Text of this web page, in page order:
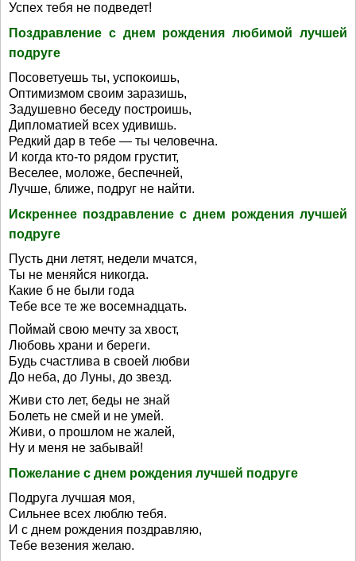
Успех тебя не подведет!
Поздравление с днем рождения любимой лучшей
подруге
Посоветуешь ты, успокоишь,
Оптимизмом своим заразишь,
Задушевно беседу построишь,
Дипломатией всех удивишь.
Редкий дар в тебе — ты человечна.
И когда кто-то рядом грустит,
Веселее, моложе, беспечней,
Лучше, ближе, подруг не найти.
Искреннее поздравление с днем рождения лучшей
подруге
Пусть дни летят, недели мчатся,
Ты не меняйся никогда.
Какие б не были года
Тебе все те же восемнадцать.
Поймай свою мечту за хвост,
Любовь храни и береги.
Будь счастлива в своей любви
До неба, до Луны, до звезд.
Живи сто лет, беды не знай
Болеть не смей и не умей.
Живи, о прошлом не жалей,
Ну и меня не забывай!
Пожелание с днем рождения лучшей подруге
Подруга лучшая моя,
Сильнее всех люблю тебя.
И с днем рождения поздравляю,
Тебе везения желаю.